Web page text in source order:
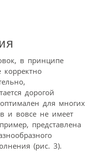
в принципе
дорогой
для многих
и вовсе не имеет
представлена
(рис. 3).